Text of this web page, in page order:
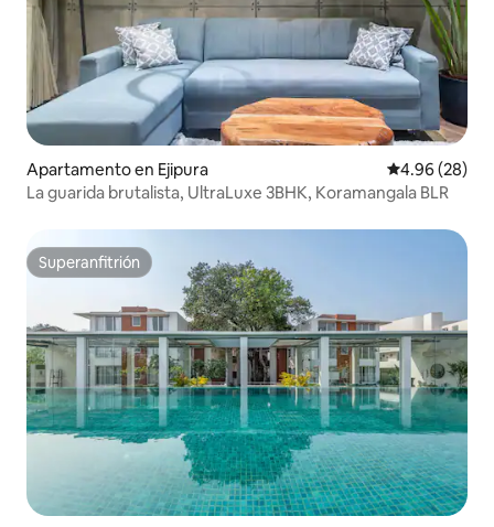
Apartamento en Ejipura Calificación
4.96 (28)
La guarida brutalista, UltraLuxe 3BHK, Koramangala BLR
Superanfitrión
Superanfitrión